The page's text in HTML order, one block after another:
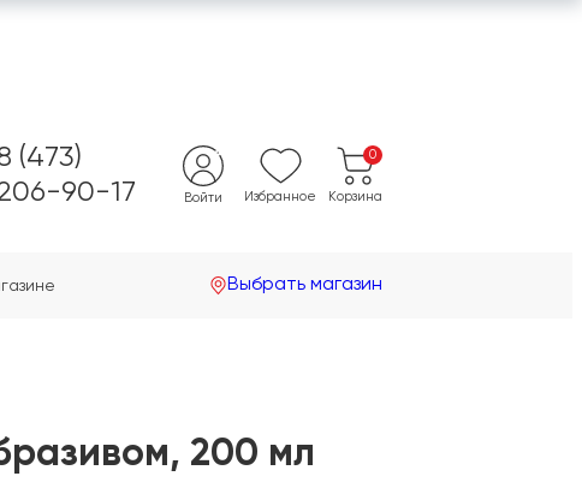
(473)
90-17
Войти Избранное Корзина
0
Выбрать магазин
200 мл